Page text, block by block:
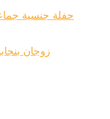
حفلة جنسية
زوجان